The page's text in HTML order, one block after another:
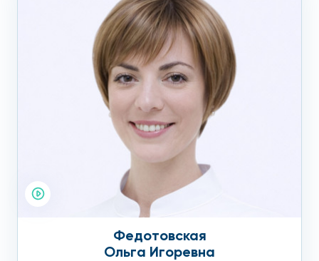
Федотовская
Ольга Игоревна